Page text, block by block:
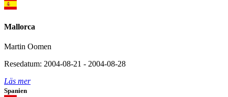
Mallorca
Martin Oomen
Resedatum: 2004-08-21 - 2004-08-28
Läs mer
Spanien